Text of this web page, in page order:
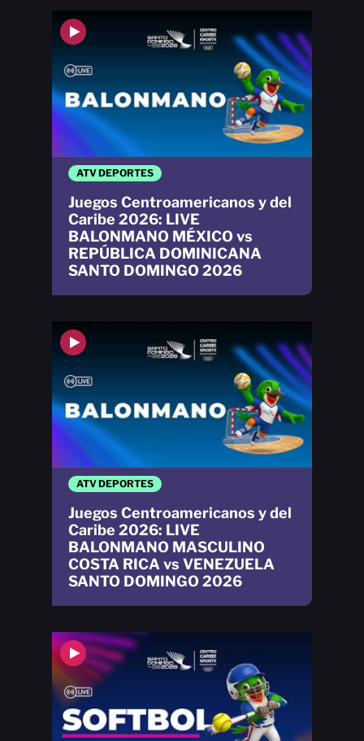
ATV DEPORTES
Juegos Centroamericanos y del
Caribe 2026: LIVE
BALONMANO MÉXICO vs
REPÚBLICA DOMINICANA
SANTO DOMINGO 2026
ATV DEPORTES
Juegos Centroamericanos y del
Caribe 2026: LIVE
BALONMANO MASCULINO
COSTA RICA vs VENEZUELA
SANTO DOMINGO 2026